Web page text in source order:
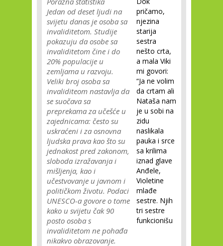
Jedan od deset ljudi na
svijetu danas je osoba sa
invaliditetom. Studije
pokazuju da osobe sa
invaliditetom čine i do
20% populacije u
zemljama u razvoju.
Veliki broj osoba sa
invaliditeom nastavlja da
se suočava sa
preprekama za učešće u
zajednicama: često su
uskraćeni i za osnovna
ljudska prava kao što su
jednakost pred zakonom,
sloboda izražavanja i
mišljenja, kao i
učestvovanje u javnom i
političkom životu. Podaci
UNESCO-a govore o tome
kako u svijetu čak 90
posto osoba s
invaliditetom ne pohađa
nikakvo obrazovanje.
pričamo,
njezina
starija
sestra
nešto crta,
a mala Viki
mi govori:
“Ja ne volim
da crtam ali
Nataša nam
je u sobi na
zidu
naslikala
pauka i srce
sa krilima
iznad glave
Anđele,
Violetine
mlađe
sestre. Njih
tri sestre
funkcionišu